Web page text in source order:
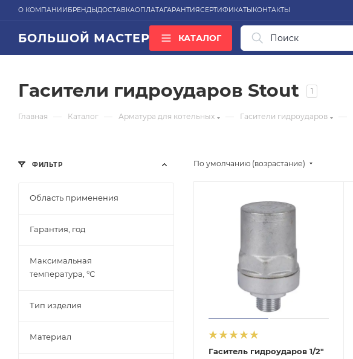
О КОМПАНИИБРЕНДЫДОСТАВКАОПЛАТАГАРАНТИЯСЕРТИФИКАТЫКОНТАКТЫ
БОЛЬШОЙ МАСТЕР КАТАЛОГ
Гасители гидроударов Stout 1
Главная — Каталог — Арматура для котельных — Гасители гидроударов —
По умолчанию (возрастание)
Гаситель гидроударов 1/2"
ФИЛЬТР
Область применения
Гарантия, год
Максимальная
температура, °С
Тип изделия
Материал